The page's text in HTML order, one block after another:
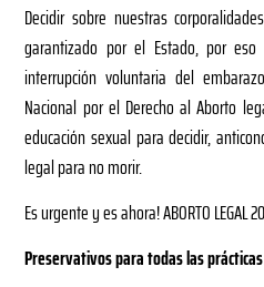
Decidir sobre nuestras
garantizado por el Estado, por
interrupción voluntaria del
Nacional por el Derecho al Aborto
educación sexual para decidir,
legal para no morir.
Es urgente y es ahora! ABORTO LEGAL
Preservativos para todas las